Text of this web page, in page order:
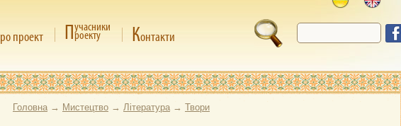
ро проект Пучасники
роекту Контакти
Головна → Мистецтво → Література → Твори